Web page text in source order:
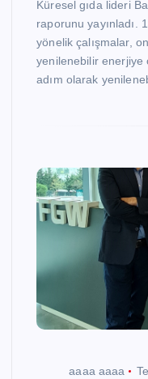
Küresel gıda lideri
raporunu yayınladı.
yönelik çalışmalar,
yenilenebilir enerjiye
adım olarak
aaaa aaaa